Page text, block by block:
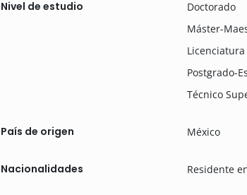
Nivel de estudio
Doctorado
Máster-
Licenciatura
Postgrado-
Técnico
País de origen México
Nacionalidades Residente